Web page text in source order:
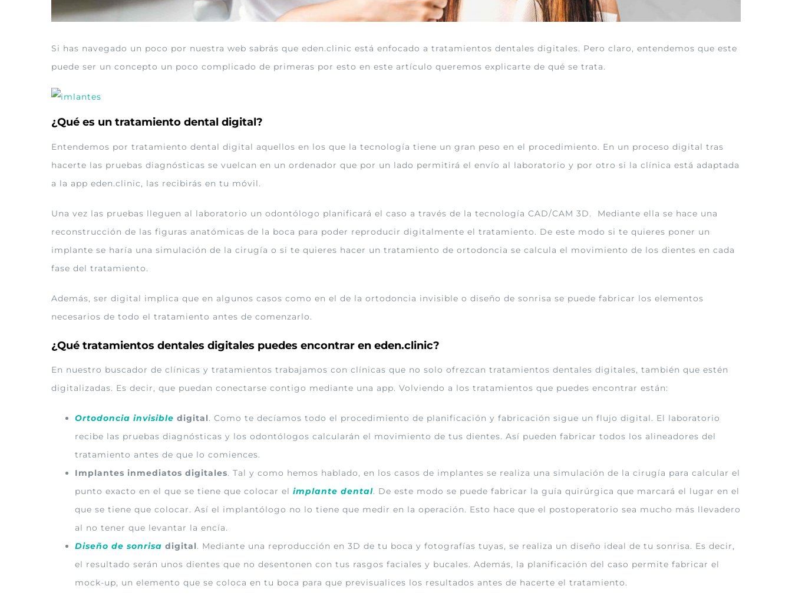
Si has navegado un poco por nuestra web sabrás que eden.clinic está enfocado a tratamientos dentales digitales. Pero claro, entendemos que este
puede ser un concepto un poco complicado de primeras por esto en este artículo queremos explicarte de qué se trata.
¿Qué es un tratamiento dental digital?
Entendemos por tratamiento dental digital aquellos en los que la tecnología tiene un gran peso en el procedimiento. En un proceso digital tras
hacerte las pruebas diagnósticas se vuelcan en un ordenador que por un lado permitirá el envío al laboratorio y por otro si la clínica está adaptada
a la app eden.clinic, las recibirás en tu móvil.
Una vez las pruebas lleguen al laboratorio un odontólogo planificará el caso a través de la tecnología CAD/CAM 3D. Mediante ella se hace una
reconstrucción de las figuras anatómicas de la boca para poder reproducir digitalmente el tratamiento. De este modo si te quieres poner un
implante se haría una simulación de la cirugía o si te quieres hacer un tratamiento de ortodoncia se calcula el movimiento de los dientes en cada
fase del tratamiento.
Además, ser digital implica que en algunos casos como en el de la ortodoncia invisible o diseño de sonrisa se puede fabricar los elementos
necesarios de todo el tratamiento antes de comenzarlo.
¿Qué tratamientos dentales digitales puedes encontrar en eden.clinic?
En nuestro buscador de clínicas y tratamientos trabajamos con clínicas que no solo ofrezcan tratamientos dentales digitales, también que estén
digitalizadas. Es decir, que puedan conectarse contigo mediante una app. Volviendo a los tratamientos que puedes encontrar están:
Ortodoncia invisible digital. Como te decíamos todo el procedimiento de planificación y fabricación sigue un flujo digital. El laboratorio
recibe las pruebas diagnósticas y los odontólogos calcularán el movimiento de tus dientes. Así pueden fabricar todos los alineadores del
tratamiento antes de que lo comiences.
Implantes inmediatos digitales. Tal y como hemos hablado, en los casos de implantes se realiza una simulación de la cirugía para calcular el
punto exacto en el que se tiene que colocar el implante dental. De este modo se puede fabricar la guía quirúrgica que marcará el lugar en el
que se tiene que colocar. Así el implantólogo no lo tiene que medir en la operación. Esto hace que el postoperatorio sea mucho más llevadero
al no tener que levantar la encía.
Diseño de sonrisa digital. Mediante una reproducción en 3D de tu boca y fotografías tuyas, se realiza un diseño ideal de tu sonrisa. Es decir,
el resultado serán unos dientes que no desentonen con tus rasgos faciales y bucales. Además, la planificación del caso permite fabricar el
mock-up, un elemento que se coloca en tu boca para que previsualices los resultados antes de hacerte el tratamiento.